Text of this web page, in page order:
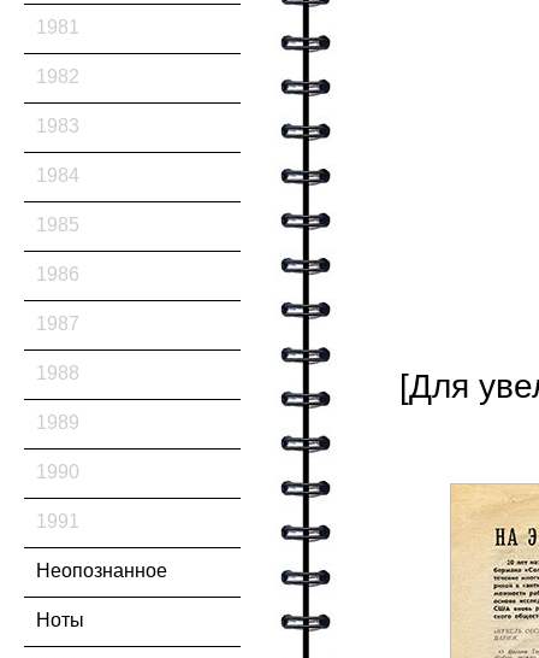
1981
1982
1983
1984
1985
1986
1987
1988
1989
1990
1991
Неопознанное
Ноты
[Для